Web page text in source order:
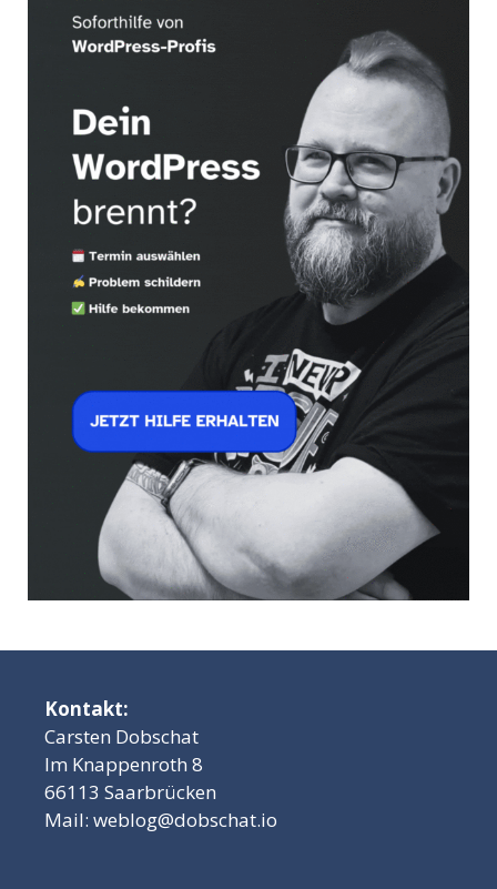
Kontakt:
Carsten Dobschat
Im Knappenroth 8
66113 Saarbrücken
Mail: weblog@dobschat.io